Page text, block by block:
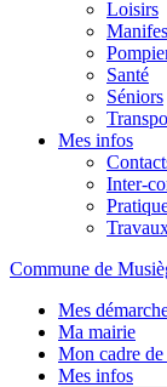
Loisirs
Santé
Séniors
Mes infos
Inter-
Commune de
Mes
Ma mairie
Mon cadre
Mes infos